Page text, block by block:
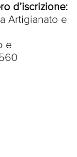
d’iscrizione:
Artigianato e
e